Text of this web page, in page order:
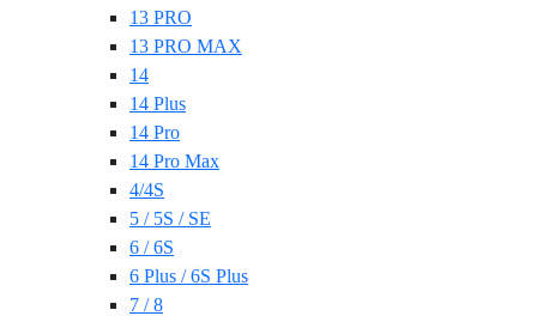
13 PRO
13 PRO MAX
14
14 Plus
14 Pro
14 Pro Max
4/4S
5 / 5S / SE
6 / 6S
6 Plus / 6S Plus
7 / 8